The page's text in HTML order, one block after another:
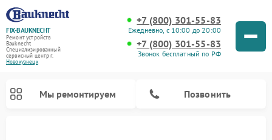
FIX-BAUKNECHT
Ремонт устройств
Bauknecht
Специализированный
cервисный центр г.
Новокузнецк
+7 (800) 301-55-83
Ежедневно, с 10:00 до 20:00
+7 (800) 301-55-83
Звонок бесплатный по РФ
Мы ремонтируем Позвонить